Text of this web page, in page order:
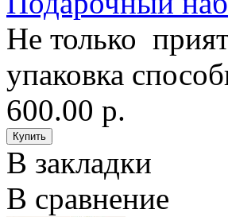
Не только
упаковка
600.00 р.
В закладки
В сравнение